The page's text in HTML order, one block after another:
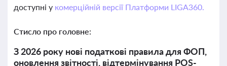
доступні у комерційній версії Платформи LIGA360.
Стисло про головне:
З 2026 року нові податкові правила для ФОП,
оновлення звітності, відтермінування POS-